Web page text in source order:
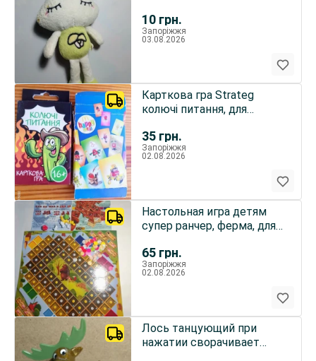
10 грн.
сумочку
Запоріжжя
03.08.2026
35 грн.
Карткова гра Strateg
колючі питання, для
игра пазл хеппи мил детям
Запоріжжя
02.08.2026
65 грн.
Настольная игра детям
супер ранчер, ферма, для
Запоріжжя
02.08.2026
Лось танцующий при
нажатии сворачивает